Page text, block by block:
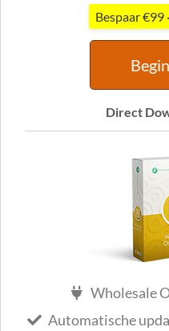
Bespaar €99
Direct
Wholesale
Automatische